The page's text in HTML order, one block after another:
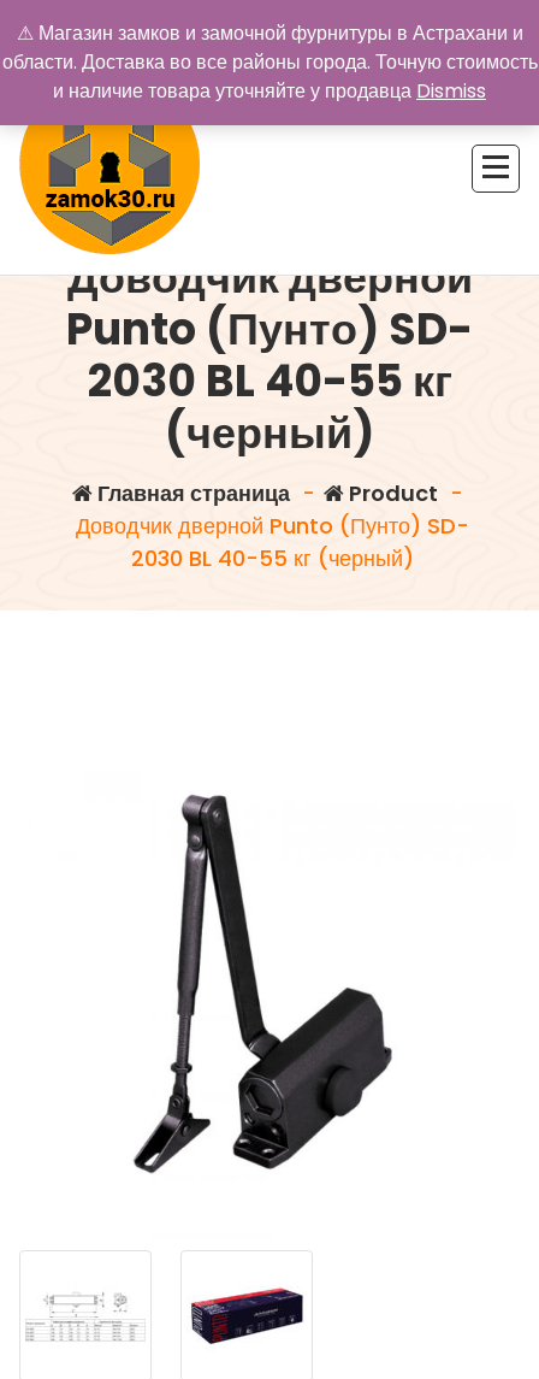
содержимому
Доводчик дверной
Punto (Пунто) SD-
2030 BL 40-55 кг
(черный)
Главная страница - Product -
Доводчик дверной Punto (Пунто) SD-
2030 BL 40-55 кг (черный)
⚠ Магазин замков и замочной фурнитуры в Астрахани и
области. Доставка во все районы города. Точную стоимость
и наличие товара уточняйте у продавца Dismiss